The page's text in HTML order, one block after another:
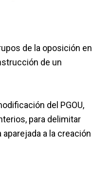
de la oposición en
de un
del PGOU,
para delimitar
a la creación